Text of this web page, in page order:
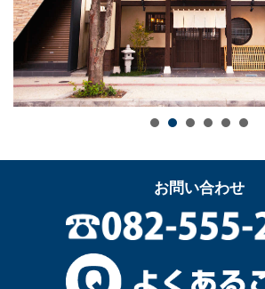
お問い合わせ